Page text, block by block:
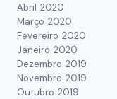
Abril 2020
Março 2020
Fevereiro 2020
Janeiro 2020
Dezembro 2019
Novembro 2019
Outubro 2019